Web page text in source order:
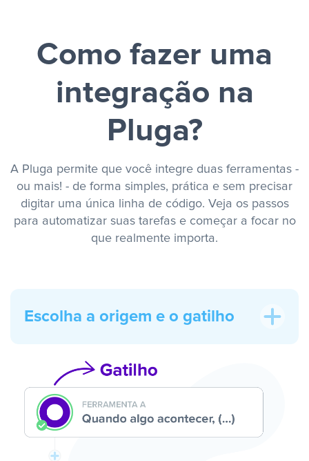
Como fazer uma
integração na
Pluga?
A Pluga permite que você integre duas ferramentas -
ou mais! - de forma simples, prática e sem precisar
digitar uma única linha de código. Veja os passos
para automatizar suas tarefas e começar a focar no
que realmente importa.
Escolha a origem e o gatilho